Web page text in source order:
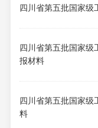
四川省第五批国家级
四川省第五批国家级
报材料
四川省第五批国家级
料